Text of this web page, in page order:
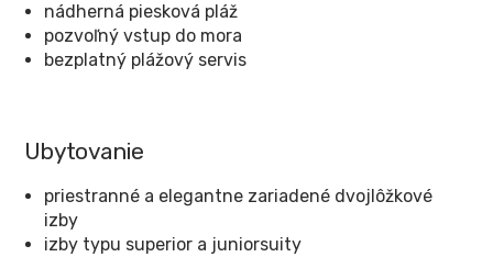
nádherná piesková pláž
pozvoľný vstup do mora
bezplatný plážový servis
Ubytovanie
priestranné a elegantne zariadené dvojlôžkové
izby
izby typu superior a juniorsuity